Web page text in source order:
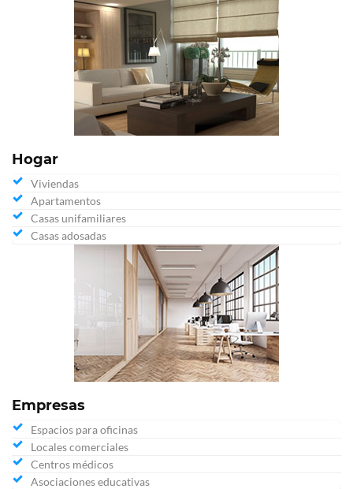
Hogar
Viviendas
Apartamentos
Casas unifamiliares
Casas adosadas
Empresas
Espacios para oficinas
Locales comerciales
Centros médicos
Asociaciones educativas